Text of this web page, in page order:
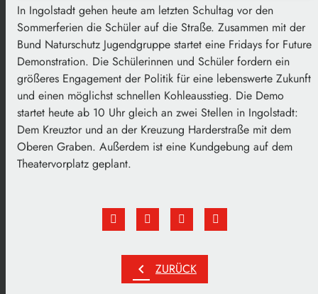
In Ingolstadt gehen heute am letzten Schultag vor den
Sommerferien die Schüler auf die Straße. Zusammen mit der
Bund Naturschutz Jugendgruppe startet eine Fridays for Future
Demonstration. Die Schülerinnen und Schüler fordern ein
größeres Engagement der Politik für eine lebenswerte Zukunft
und einen möglichst schnellen Kohleausstieg. Die Demo
startet heute ab 10 Uhr gleich an zwei Stellen in Ingolstadt:
Dem Kreuztor und an der Kreuzung Harderstraße mit dem
Oberen Graben. Außerdem ist eine Kundgebung auf dem
Theatervorplatz geplant.
chevron_left ZURÜCK